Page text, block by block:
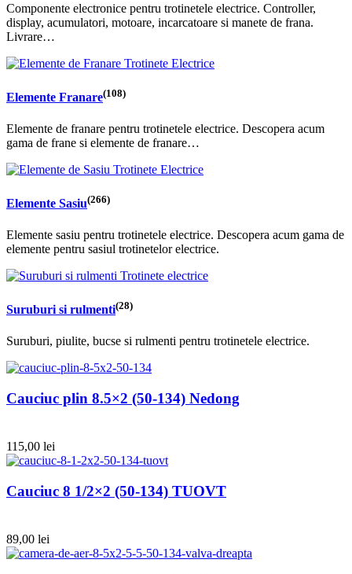
Componente electronice pentru trotinetele electrice. Controller,
display, acumulatori, motoare, incarcatoare si manete de frana.
Livrare…
Elemente Franare(108)
Elemente de franare pentru trotinetele electrice. Descopera acum
gama de frane si elemente de franare…
Elemente Sasiu(266)
Elemente sasiu pentru trotinetele electrice. Descopera acum gama de
elemente pentru sasiul trotinetelor electrice.
Suruburi si rulmenti(28)
Suruburi, piulite, bucse si rulmenti pentru trotinetele electrice.
Cauciuc plin 8.5×2 (50-134) Nedong
115,00 lei
Cauciuc 8 1/2×2 (50-134) TUOVT
89,00 lei